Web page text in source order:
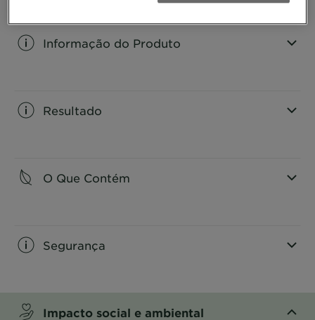
Informação do Produto
Resultado
O Que Contém
Segurança
Impacto social e ambiental